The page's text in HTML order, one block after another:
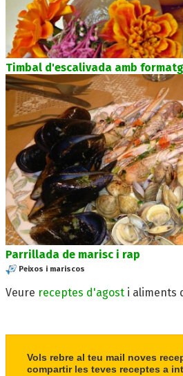
Timbal d'escalivada amb
Parrillada de marisc i rap
Peixos i mariscos
Veure receptes d'agost i aliments
Vols rebre al teu mail noves
compartir les teves receptes a